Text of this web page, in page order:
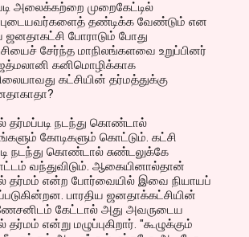
அலைக்கற்றை முறைகேட்டில்
தண்டிக்க வேண்டும் என
ஜனதாகட்சி போராடும் போது
சேர்ந்த மாநிலங்களவை உறுப்பினர்
கனிமொழிக்காக
கட்சியின் தர்மத்துக்கு
தர்மப்படி நடந்து கொண்டால்
கோடிகளும் கொட்டும். கட்சி
நடந்து கொண்டால் சுண்டலுக்கே
வந்துவிடும். ஆகையினால்தான்
தர்மம் என்ற போர்வையில் இவை நியாயப்
பாரதிய ஜனதாக்கட்சியின்
கேட்டால் அது அவருடைய
என்று மழுப்புகிறார். "கூழுக்கும்